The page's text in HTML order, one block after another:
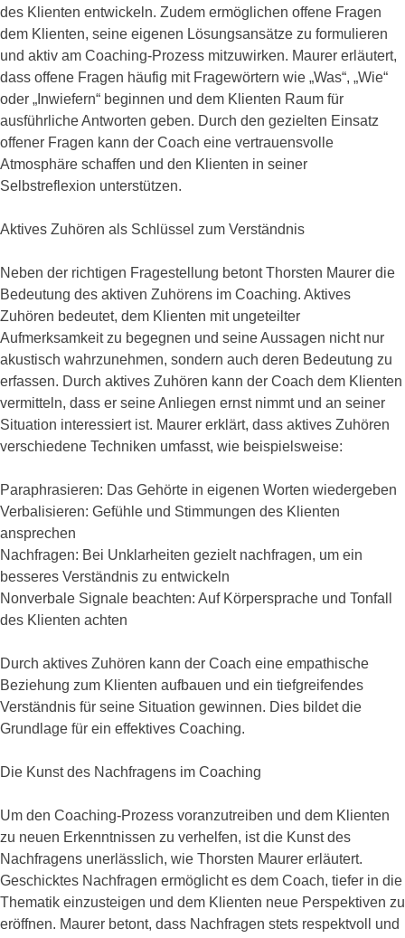
des Klienten entwickeln. Zudem ermöglichen offene Fragen
dem Klienten, seine eigenen Lösungsansätze zu formulieren
und aktiv am Coaching-Prozess mitzuwirken. Maurer erläutert,
dass offene Fragen häufig mit Fragewörtern wie „Was“, „Wie“
oder „Inwiefern“ beginnen und dem Klienten Raum für
ausführliche Antworten geben. Durch den gezielten Einsatz
offener Fragen kann der Coach eine vertrauensvolle
Atmosphäre schaffen und den Klienten in seiner
Selbstreflexion unterstützen.
Aktives Zuhören als Schlüssel zum Verständnis
Neben der richtigen Fragestellung betont Thorsten Maurer die
Bedeutung des aktiven Zuhörens im Coaching. Aktives
Zuhören bedeutet, dem Klienten mit ungeteilter
Aufmerksamkeit zu begegnen und seine Aussagen nicht nur
akustisch wahrzunehmen, sondern auch deren Bedeutung zu
erfassen. Durch aktives Zuhören kann der Coach dem Klienten
vermitteln, dass er seine Anliegen ernst nimmt und an seiner
Situation interessiert ist. Maurer erklärt, dass aktives Zuhören
verschiedene Techniken umfasst, wie beispielsweise:
Paraphrasieren: Das Gehörte in eigenen Worten wiedergeben
Verbalisieren: Gefühle und Stimmungen des Klienten
ansprechen
Nachfragen: Bei Unklarheiten gezielt nachfragen, um ein
besseres Verständnis zu entwickeln
Nonverbale Signale beachten: Auf Körpersprache und Tonfall
des Klienten achten
Durch aktives Zuhören kann der Coach eine empathische
Beziehung zum Klienten aufbauen und ein tiefgreifendes
Verständnis für seine Situation gewinnen. Dies bildet die
Grundlage für ein effektives Coaching.
Die Kunst des Nachfragens im Coaching
Um den Coaching-Prozess voranzutreiben und dem Klienten
zu neuen Erkenntnissen zu verhelfen, ist die Kunst des
Nachfragens unerlässlich, wie Thorsten Maurer erläutert.
Geschicktes Nachfragen ermöglicht es dem Coach, tiefer in die
Thematik einzusteigen und dem Klienten neue Perspektiven zu
eröffnen. Maurer betont, dass Nachfragen stets respektvoll und